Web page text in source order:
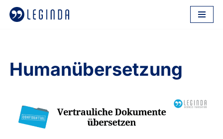
Humanübersetzung